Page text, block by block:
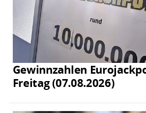
Gewinnzahlen
Freitag (07.08.2026)